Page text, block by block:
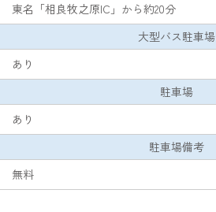
東名「相良牧之原IC」から約20分
大型バス駐車場
あり
駐車場
あり
駐車場備考
無料